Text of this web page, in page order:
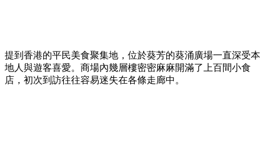
提到香港的平民美食聚集地，位於葵芳的葵涌廣場一直深受本
地人與遊客喜愛。商場內幾層樓密密麻麻開滿了上百間小食
店，初次到訪往往容易迷失在各條走廊中。